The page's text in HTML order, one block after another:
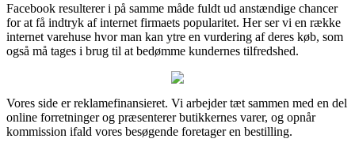
Facebook resulterer i på samme måde fuldt ud anstændige chancer
for at få indtryk af internet firmaets popularitet. Her ser vi en række
internet varehuse hvor man kan ytre en vurdering af deres køb, som
også må tages i brug til at bedømme kundernes tilfredshed.
Vores side er reklamefinansieret. Vi arbejder tæt sammen med en del
online forretninger og præsenterer butikkernes varer, og opnår
kommission ifald vores besøgende foretager en bestilling.